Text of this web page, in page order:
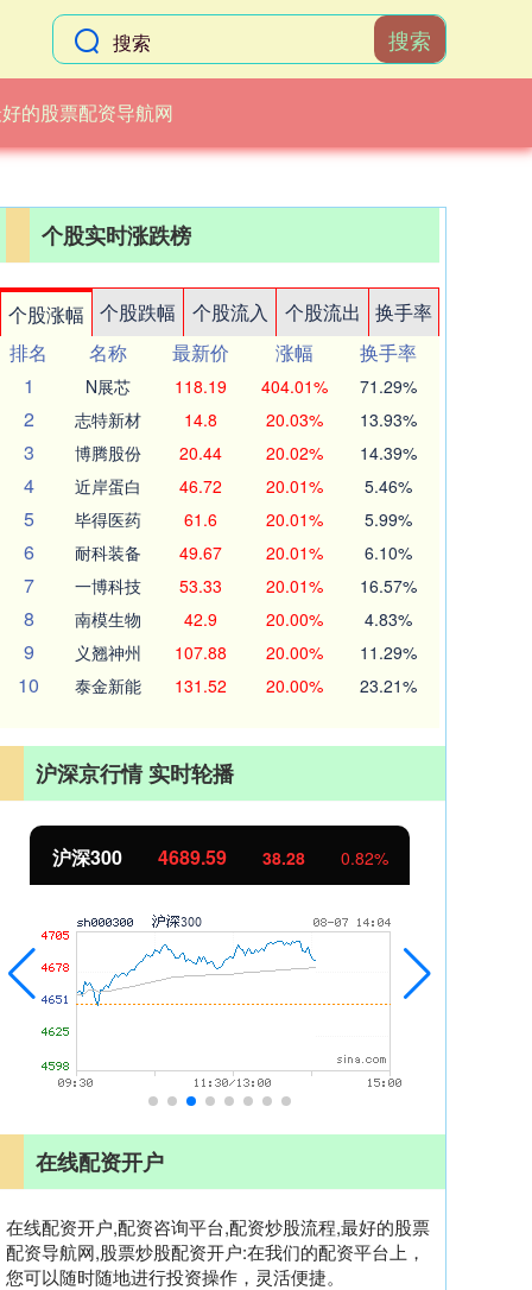
搜索
的股票配资导航网
个股实时涨跌榜
个股涨幅 个股跌幅 个股流入 个股流出
换手率
排名
名称 最新价 涨幅
换手率
1
N展芯 118.19 404.01% 71.29%
2 志特新材 14.8 20.03% 13.93%
3 博腾股份 20.44 20.02% 14.39%
4 近岸蛋白 46.72 20.01% 5.46%
5 毕得医药 61.6 20.01% 5.99%
6 耐科装备 49.67 20.01% 6.10%
7 一博科技 53.33 20.01% 16.57%
8 南模生物 42.9 20.00% 4.83%
9 义翘神州 107.88 20.00% 11.29%
10 泰金新能 131.52 20.00% 23.21%
沪深京行情 实时轮播
沪深300 4689.59 38.28 0.82%
在线配资开户
在线配资开户,配资咨询平台,配资炒股流程,最好的股票
配资导航网,股票炒股配资开户:在我们的配资平台上，
您可以随时随地进行投资操作，灵活便捷。